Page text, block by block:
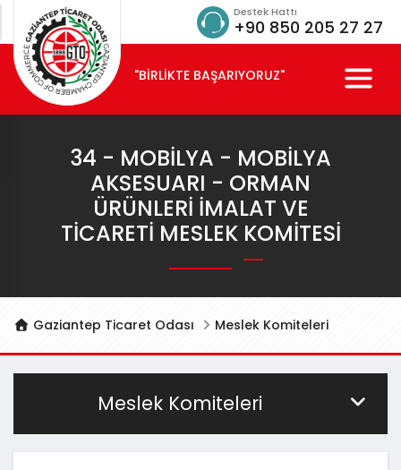
Destek Hattı
+90 850 205 27 27
"BİRLİKTE BAŞARIYORUZ"
34 - MOBILYA - MOBILYA
AKSESUARI - ORMAN
ÜRÜNLERI İMALAT VE
TICARETI MESLEK KOMITESI
Gaziantep Ticaret Odası Meslek Komiteleri
Meslek Komiteleri